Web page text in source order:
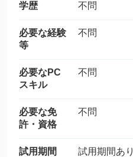
学歴 不問
必要な経験
等
不問
必要なPC
スキル
不問
必要な免
許・資格
不問
試用期間
試用期間あり